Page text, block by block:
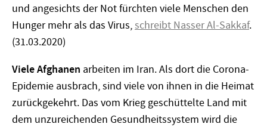
und angesichts der Not fürchten viele Menschen den
Hunger mehr als das Virus,schreibt Nasser Al-Sakkaf.
(31.03.2020)
Viele Afghanen arbeiten im Iran. Als dort die Corona-
Epidemie ausbrach, sind viele von ihnen in die Heimat
zurückgekehrt. Das vom Krieg geschüttelte Land mit
dem unzureichenden Gesundheitssystem wird die